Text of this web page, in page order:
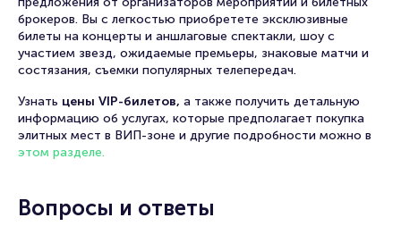
брокеров. Вы с легкостью приобретете эксклюзивные
билеты на концерты и аншлаговые спектакли, шоу с
участием звезд, ожидаемые премьеры, знаковые матчи и
состязания, съемки популярных телепередач.
Узнать цены VIP-билетов, а также получить детальную
информацию об услугах, которые предполагает покупка
элитных мест в ВИП-зоне и другие подробности можно в
этом разделе.
Вопросы и ответы